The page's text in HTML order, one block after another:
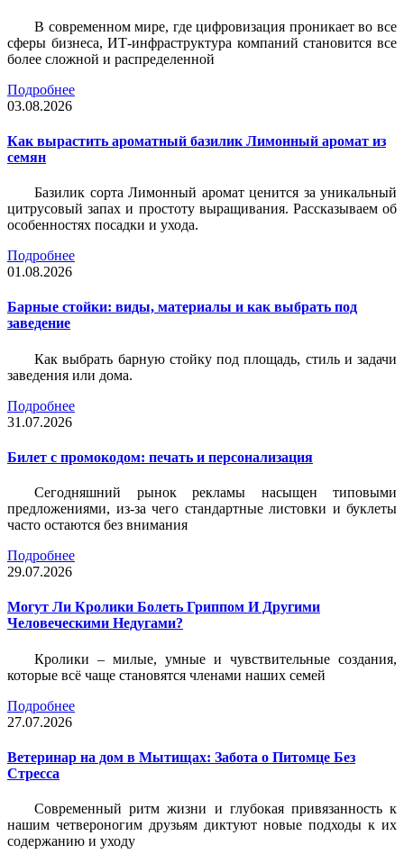
В современном мире, где цифровизация проникает во все
сферы бизнеса, ИТ-инфраструктура компаний становится все
более сложной и распределенной
Подробнее
03.08.2026
Как вырастить ароматный базилик Лимонный аромат из
семян
Базилик сорта Лимонный аромат ценится за уникальный
цитрусовый запах и простоту выращивания. Рассказываем об
особенностях посадки и ухода.
Подробнее
01.08.2026
Барные стойки: виды, материалы и как выбрать под
заведение
Как выбрать барную стойку под площадь, стиль и задачи
заведения или дома.
Подробнее
31.07.2026
Билет c промокодом: печать и персонализация
Сегодняшний рынок рекламы насыщен типовыми
предложениями, из-за чего стандартные листовки и буклеты
часто остаются без внимания
Подробнее
29.07.2026
Могут Ли Кролики Болеть Гриппом И Другими
Человеческими Недугами?
Кролики – милые, умные и чувствительные создания,
которые всё чаще становятся членами наших семей
Подробнее
27.07.2026
Ветеринар на дом в Мытищах: Забота о Питомце Без
Стресса
Современный ритм жизни и глубокая привязанность к
нашим четвероногим друзьям диктуют новые подходы к их
содержанию и уходу